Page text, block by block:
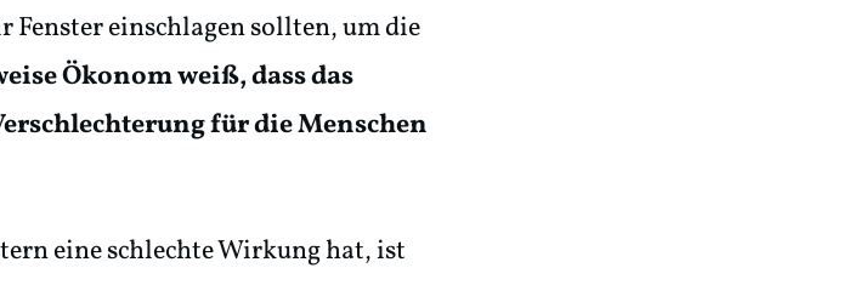
Fenster einschlagen sollten, um die
Ökonom weiß, dass das
für die Menschen
eine schlechte Wirkung hat, ist